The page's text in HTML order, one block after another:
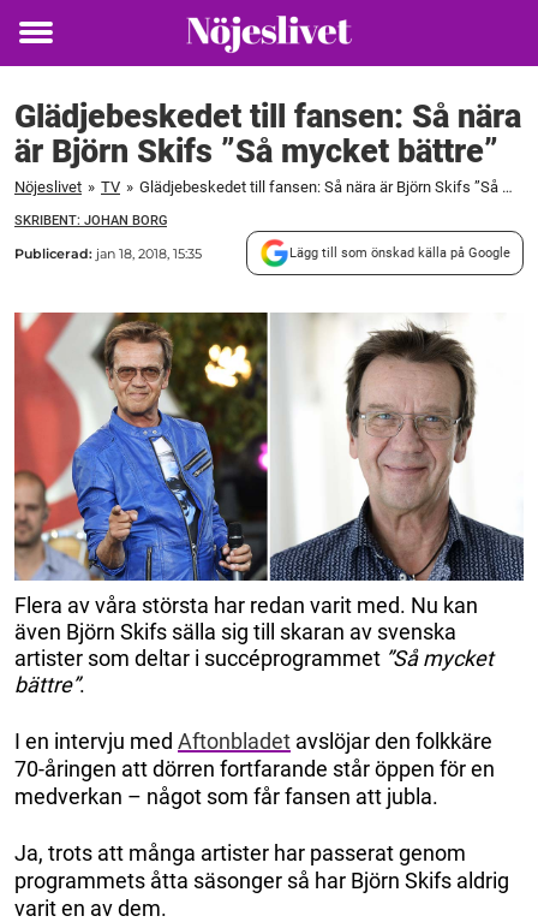
Toggle
Glädjebeskedet till fansen: Så nära
är Björn Skifs ”Så mycket bättre”
Nöjeslivet » TV » Glädjebeskedet till fansen: Så nära är Björn Skifs ”Så mycket bättre”
SKRIBENT: JOHAN BORG
Publicerad: jan 18, 2018, 15:35 Lägg till som önskad källa på Google
Flera av våra största har redan varit med. Nu kan
även Björn Skifs sälla sig till skaran av svenska
artister som deltar i succéprogrammet ”Så mycket
bättre”.
I en intervju med Aftonbladet avslöjar den folkkäre
70-åringen att dörren fortfarande står öppen för en
medverkan – något som får fansen att jubla.
Ja, trots att många artister har passerat genom
programmets åtta säsonger så har Björn Skifs aldrig
varit en av dem.